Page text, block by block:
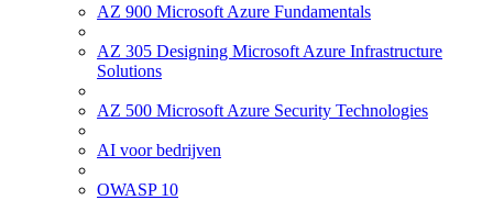
AZ 900 Microsoft Azure Fundamentals
AZ 305 Designing Microsoft Azure Infrastructure
Solutions
AZ 500 Microsoft Azure Security Technologies
AI voor bedrijven
OWASP 10